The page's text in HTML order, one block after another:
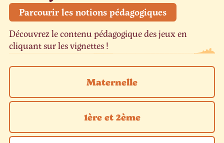
Parcourir les notions pédagogiques
Découvrez le contenu pédagogique des jeux en
cliquant sur les vignettes !
Maternelle
1ère et 2ème